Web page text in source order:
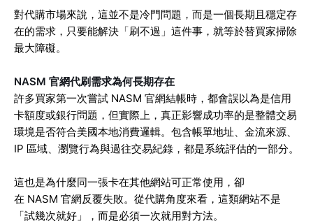
對代購市場來說，這並不是冷門問題，而是一個長期且穩定存
在的需求，只要能解決「刷不過」這件事，就等於替買家掃除
最大障礙。
NASM 官網代刷需求為何長期存在
許多買家第一次嘗試 NASM 官網結帳時，都會誤以為是信用
卡額度或銀行問題，但實際上，真正影響成功率的是整體交易
環境是否符合美國本地消費邏輯。包含帳單地址、金流來源、
IP 區域、瀏覽行為與過往交易紀錄，都是系統評估的一部分。
這也是為什麼同一張卡在其他網站可正常使用，卻
在 NASM 官網反覆失敗。從代購角度來看，這類網站不是
「試幾次就好」，而是必須一次就用對方法。